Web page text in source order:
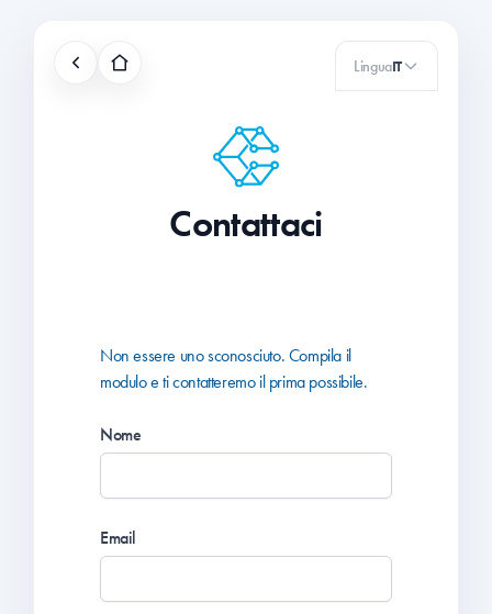
LinguaIT
Contattaci
Non essere uno sconosciuto. Compila il
modulo e ti contatteremo il prima possibile.
Nome
Email